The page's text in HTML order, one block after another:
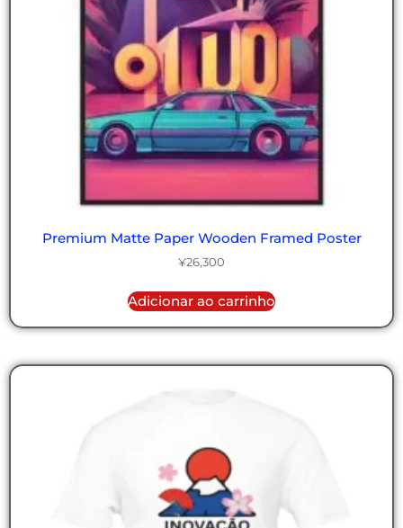
Premium Matte Paper Wooden Framed Poster
¥26,300
Adicionar ao carrinho